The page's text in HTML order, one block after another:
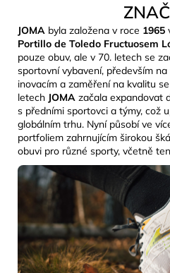
JOMA byla založena v roce 1965
Portillo de Toledo Fructuosem
pouze obuv, ale v 70. letech se
sportovní vybavení, především
inovacím a zaměření na kvalitu se
letech JOMA začala expandovat
s předními sportovci a týmy, což
globálním trhu. Nyní působí ve
portfoliem zahrnujícím širokou
obuvi pro různé sporty, včetně